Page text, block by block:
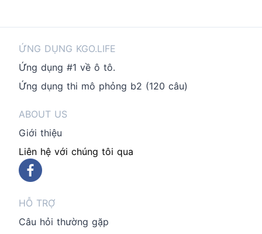
ỨNG DỤNG KGO.LIFE
Ứng dụng #1 về ô tô.
Ứng dụng thi mô phỏng b2 (120 câu)
ABOUT US
Giới thiệu
Liên hệ với chúng tôi qua
HỖ TRỢ
Câu hỏi thường gặp